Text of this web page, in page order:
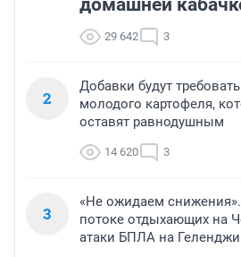
домашней
29 642 3
2
Добавки будут
молодого картофеля,
оставят равнодушным
14 620 3
3
«Не ожидаем
потоке отдыхающих на
атаки БПЛА на